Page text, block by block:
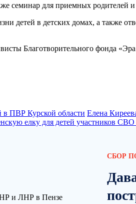
семинар для приемных родителей
детей в детских домах, а также
Благотворительного фонда
ПВР Курской области Елена
елку для детей участников
СБОР